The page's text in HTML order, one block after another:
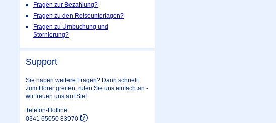
Fragen zur Bezahlung?
Fragen zu den Reiseunterlagen?
Fragen zu Umbuchung und
Stornierung?
Support
Sie haben weitere Fragen? Dann schnell
zum Hörer greifen, rufen Sie uns einfach an -
wir freuen uns auf Sie!
Telefon-Hotline:
0341 65050 83970